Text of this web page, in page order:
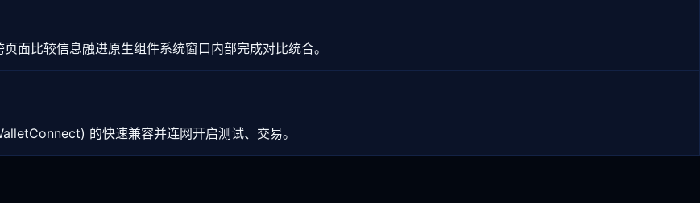
面比较信息融进原生组件系统窗口内部完成对比统合。
的快速兼容并连网开启测试、交易。